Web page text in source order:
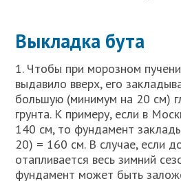
Выкладка бута
1. Чтобы при морозном
выдавило вверх, его
большую (минимум на 20 см)
грунта. К примеру, если в
140 см, то фундамент
20) = 160 см. В случае, если
отапливается весь зимний
фундамент может быть